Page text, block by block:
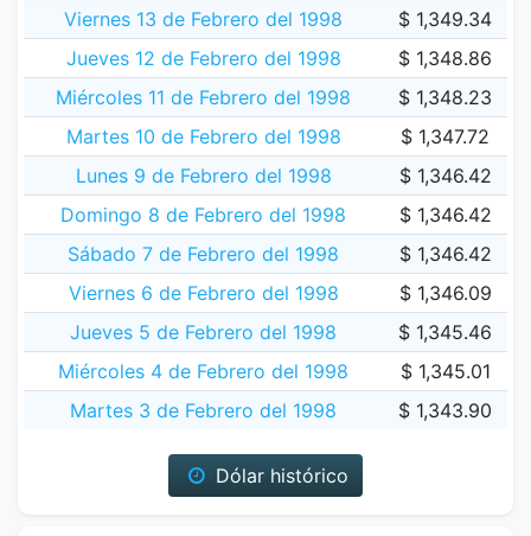
Viernes 13 de Febrero del 1998
$ 1,349.34
Jueves 12 de Febrero del 1998
$ 1,348.86
Miércoles 11 de Febrero del 1998
$ 1,348.23
Martes 10 de Febrero del 1998
$ 1,347.72
Lunes 9 de Febrero del 1998
$ 1,346.42
Domingo 8 de Febrero del 1998
$ 1,346.42
Sábado 7 de Febrero del 1998
$ 1,346.42
Viernes 6 de Febrero del 1998
$ 1,346.09
Jueves 5 de Febrero del 1998
$ 1,345.46
Miércoles 4 de Febrero del 1998
$ 1,345.01
Martes 3 de Febrero del 1998
$ 1,343.90
Dólar histórico